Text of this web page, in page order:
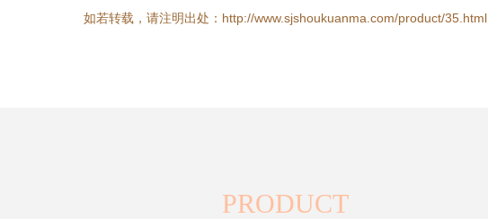
如若转载，请注明出处：http://www.sjshoukuanma.com/product/35.html
PRODUCT